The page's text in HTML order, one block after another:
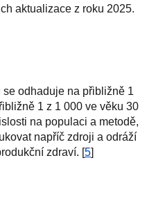
aktualizace z roku 2025.
odhaduje na přibližně 1
1 z 1 000 ve věku 30
na populaci a metodě,
napříč zdroji a odráží
zdraví. [5]